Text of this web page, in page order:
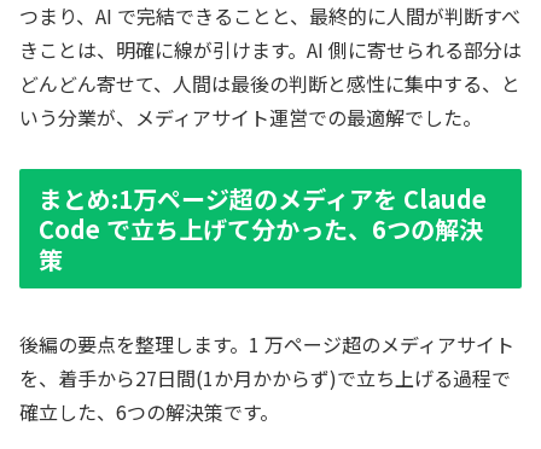
つまり、AI で完結できることと、最終的に人間が判断すべ
きことは、明確に線が引けます。AI 側に寄せられる部分は
どんどん寄せて、人間は最後の判断と感性に集中する、と
いう分業が、メディアサイト運営での最適解でした。
まとめ:1万ページ超のメディアを Claude
Code で立ち上げて分かった、6つの解決
策
後編の要点を整理します。1 万ページ超のメディアサイト
を、着手から27日間(1か月かからず)で立ち上げる過程で
確立した、6つの解決策です。